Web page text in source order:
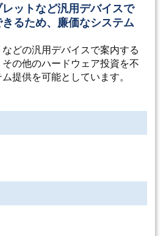
ットなど汎用デバイスで
るため、廉価なシステム
どの汎用デバイスで案内する
の他のハードウェア投資を不
提供を可能としています。